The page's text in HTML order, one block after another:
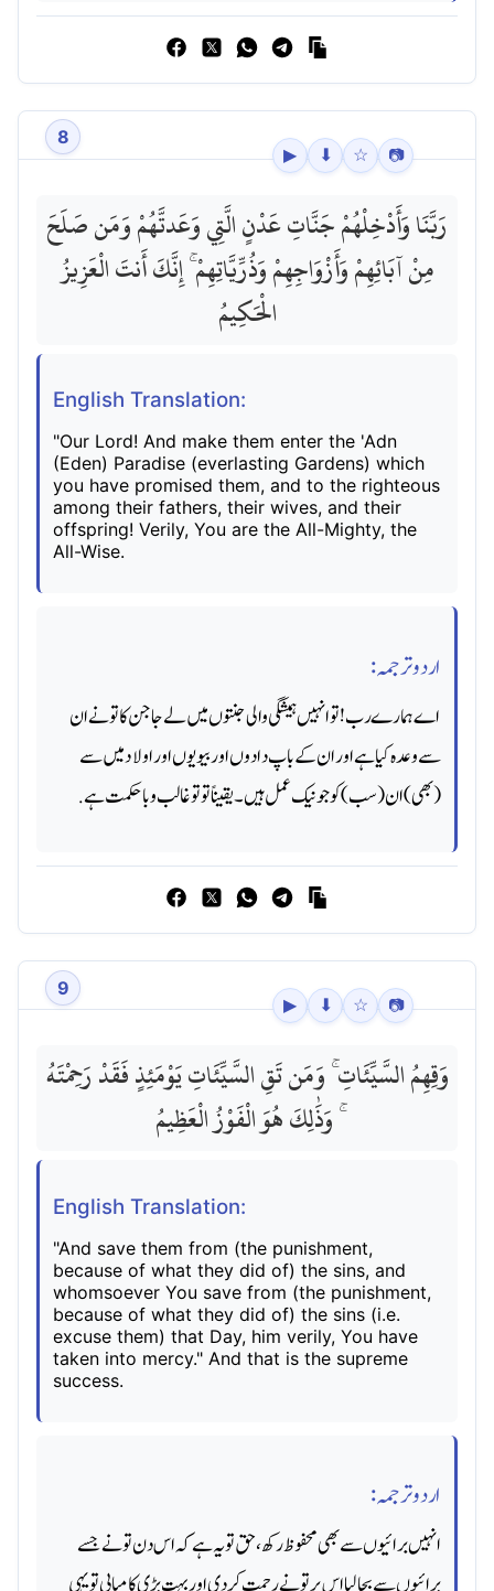
8
▶ ⬇ ☆ 📷
رَبَّنَا وَأَدْخِلْهُمْ جَنَّاتِ عَدْنٍ الَّتِي وَعَدتَّهُمْ وَمَن صَلَحَ
مِنْ آبَائِهِمْ وَأَزْوَاجِهِمْ وَذُرِّيَّاتِهِمْ ۚ إِنَّكَ أَنتَ الْعَزِيزُ
الْحَكِيمُ
English Translation:
"Our Lord! And make them enter the 'Adn
(Eden) Paradise (everlasting Gardens) which
you have promised them, and to the righteous
among their fathers, their wives, and their
offspring! Verily, You are the All-Mighty, the
All-Wise.
اردو ترجمہ:
اے ہمارے رب! تو انہیں ہمیشگی والی جنتوں میں لے جا جن کا تو نے ان
سے وعده کیا ہے اور ان کے باپ دادوں اور بیویوں اور اولاد میں سے
(بھی) ان (سب) کو جو نیک عمل ہیں ۔ یقیناً تو تو غالب و باحکمت ہے.
9
▶ ⬇ ☆ 📷
وَقِهِمُ السَّيِّئَاتِ ۚ وَمَن تَقِ السَّيِّئَاتِ يَوْمَئِذٍ فَقَدْ رَحِمْتَهُ
ۚ وَذَٰلِكَ هُوَ الْفَوْزُ الْعَظِيمُ
English Translation:
"And save them from (the punishment,
because of what they did of) the sins, and
whomsoever You save from (the punishment,
because of what they did of) the sins (i.e.
excuse them) that Day, him verily, You have
taken into mercy." And that is the supreme
success.
اردو ترجمہ:
انہیں برائیوں سے بھی محفوظ رکھ ، حق تو یہ ہے کہ اس دن تونے جسے